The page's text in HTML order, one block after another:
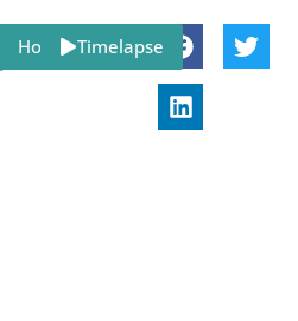
Share:
Host Timelapse